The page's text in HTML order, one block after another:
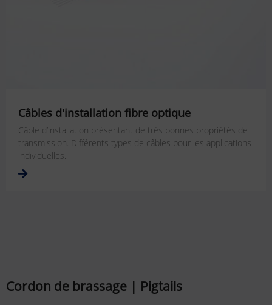
Câbles d'installation fibre optique
Câble d’installation présentant de très bonnes propriétés de
transmission. Différents types de câbles pour les applications
individuelles.
Cordon de brassage | Pigtails